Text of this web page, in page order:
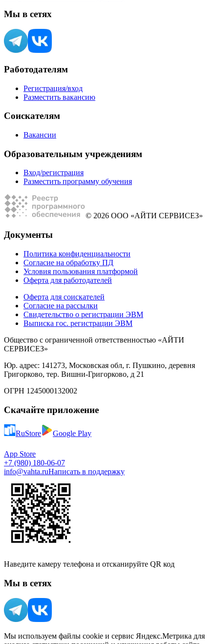
Мы в сетях
Работодателям
Регистрация/вход
Разместить вакансию
Соискателям
Вакансии
Образовательным учреждениям
Вход/регистрация
Разместить программу обучения
© 2026 ООО «АЙТИ СЕРВИСЕЗ»
Документы
Политика конфиденциальности
Согласие на обработку ПД
Условия пользования платформой
Оферта для работодателей
Оферта для соискателей
Согласие на рассылки
Свидетельство о регистрации ЭВМ
Выписка гос. регистрации ЭВМ
Общество с ограниченной ответственностью «АЙТИ
СЕРВИСЕЗ»
Юр. адрес: 141273, Московская обл, г. Пушкино, деревня
Григорково, тер. Вишни-Григорково, д 21
ОГРН 1245000132002
Скачайте приложение
RuStore Google Play
App Store
+7 (980) 180-06-07
info@vahta.ruНаписать в поддержку
Наведите камеру телефона и отсканируйте QR код
Мы в сетях
Мы используем файлы cookie и сервис Яндекс.Метрика для